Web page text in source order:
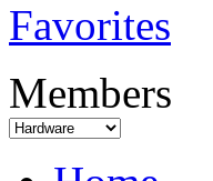
Favorites
Members